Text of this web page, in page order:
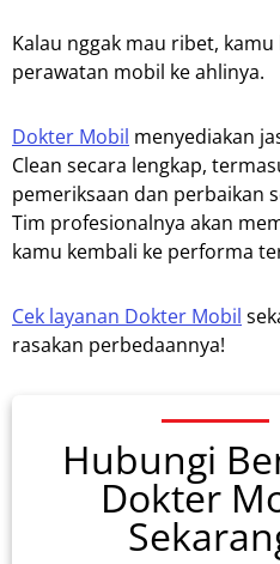
Kalau nggak mau ribet,
perawatan mobil ke ahlinya.
Dokter Mobil menyediakan
Clean secara lengkap,
pemeriksaan dan perbaikan
Tim profesionalnya akan
kamu kembali ke performa
Cek layanan Dokter Mobil
rasakan perbedaannya!
Hubungi
Dokter